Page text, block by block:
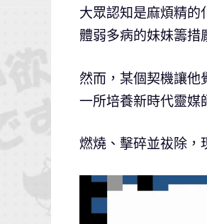
大眾認知是麻煩精的
體弱多病的妹妹籌措
然而，某個契機讓他
一所培養新時代靈媒
燃燒、擊碎並祓除，